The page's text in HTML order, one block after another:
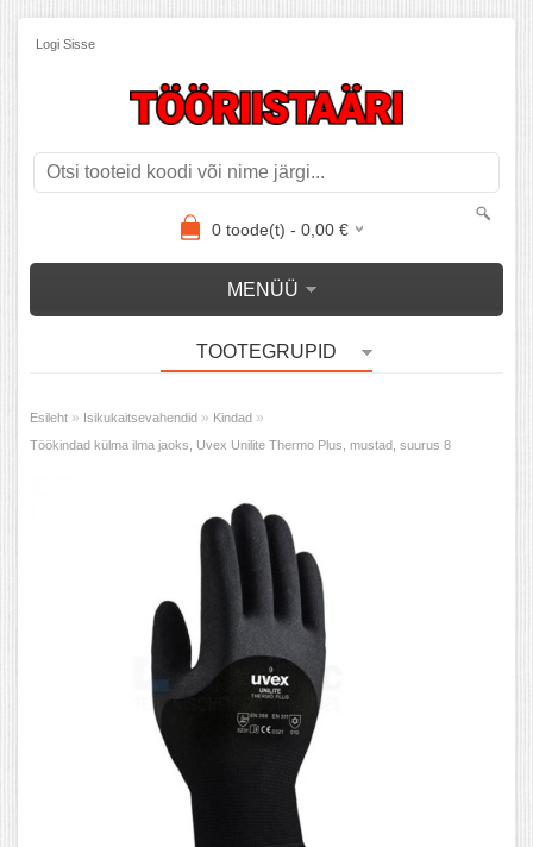
Logi Sisse
0toode(t) - 0,00€
MENÜÜ
TOOTEGRUPID
Esileht » Isikukaitsevahendid » Kindad »
Töökindad külma ilma jaoks, Uvex Unilite Thermo Plus, mustad, suurus 8